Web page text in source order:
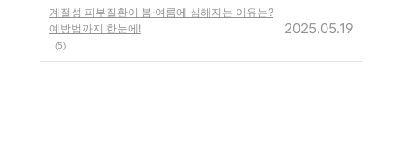
계절성 피부질환이 봄·여름에 심해지는 이유는?
예방법까지 한눈에!
(5)
2025.05.19